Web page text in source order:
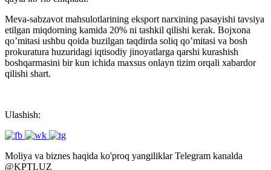
Meva-sabzavot mahsulotlarining eksport narxining pasayishi tavsiya
etilgan miqdorning kamida 20% ni tashkil qilishi kerak. Bojxona
qo’mitasi ushbu qoida buzilgan taqdirda soliq qo’mitasi va bosh
prokuratura huzuridagi iqtisodiy jinoyatlarga qarshi kurashish
boshqarmasini bir kun ichida maxsus onlayn tizim orqali xabardor
qilishi shart.
Ulashish:
Moliya va biznes haqida ko'proq yangiliklar Telegram kanalda
@KPTLUZ